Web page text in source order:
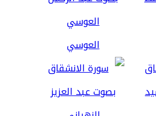
العوسي